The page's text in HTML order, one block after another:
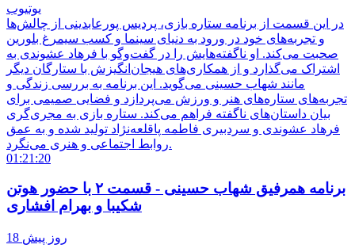
یوتیوب
در این قسمت از برنامه ستاره بازی، پردیس پورعابدینی از چالش‌ها
و تجربه‌های خود در ورود به دنیای سینما و کسب سیمرغ بلورین
صحبت می‌کند. او ناگفته‌هایش را در گفت‌وگو با فرهاد عشوندی به
اشتراک می‌گذارد و از همکاری‌های هیجان‌انگیزش با ستارگان دیگر
مانند شهاب حسینی می‌گوید. این برنامه به بررسی زندگی و
تجربه‌های ستاره‌های هنر و ورزش می‌پردازد و فضایی صمیمی برای
بیان داستان‌های ناگفته فراهم می‌کند. ستاره بازی به مجری‌گری
فرهاد عشوندی و سردبیری فاطمه پاقلعه‌نژاد تولید شده و به عمق
روابط اجتماعی و هنری می‌نگرد.
01:21:20
برنامه همرفیق شهاب حسینی - قسمت ۲ با حضور هوتن
شکیبا و بهرام افشاری
18 روز پیش